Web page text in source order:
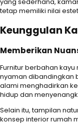
tetap memiliki nilai
Keunggulan
Memberikan
Furnitur berbahan
nyaman dibandingkan
alami menghadirkan
hidup dan
Selain itu, tampilan
konsep interior rumah